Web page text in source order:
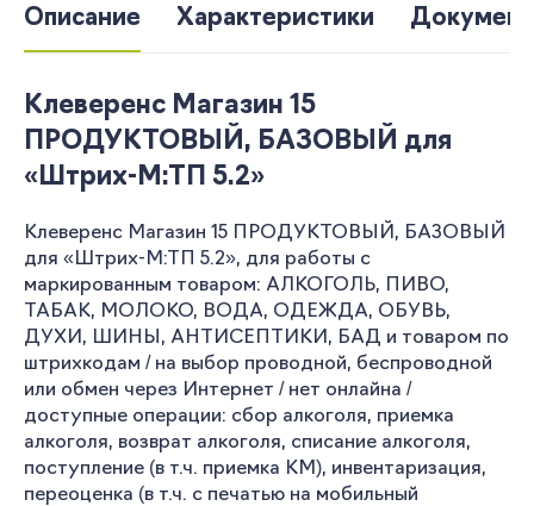
Описание Характеристики
Клеверенс Магазин 15
ПРОДУКТОВЫЙ, БАЗОВЫЙ для
«Штрих-М:ТП 5.2»
Клеверенс Магазин 15 ПРОДУКТОВЫЙ, БАЗОВЫЙ
для «Штрих-М:ТП 5.2», для работы с
маркированным товаром: АЛКОГОЛЬ, ПИВО,
ТАБАК, МОЛОКО, ВОДА, ОДЕЖДА, ОБУВЬ,
ДУХИ, ШИНЫ, АНТИСЕПТИКИ, БАД и товаром по
штрихкодам / на выбор проводной, беспроводной
или обмен через Интернет / нет онлайна /
доступные операции: сбор алкоголя, приемка
алкоголя, возврат алкоголя, списание алкоголя,
поступление (в т.ч. приемка КМ), инвентаризация,
переоценка (в т.ч. с печатью на мобильный